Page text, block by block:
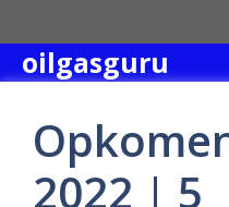
to
content
oilgasguru
2022 | 5